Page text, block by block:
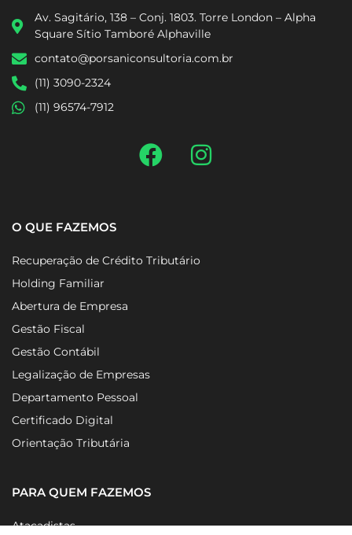
Av. Sagitário, 138 – Conj. 1803. Torre London – Alpha
Square Sítio Tamboré Alphaville
contato@porsaniconsultoria.com.br
(11) 3090-2324
(11) 96574-7912
O QUE FAZEMOS
Recuperação de Crédito Tributário
Holding Familiar
Abertura de Empresa
Gestão Fiscal
Gestão Contábil
Legalização de Empresas
Departamento Pessoal
Certificado Digital
Orientação Tributária
PARA QUEM FAZEMOS
Atacadistas